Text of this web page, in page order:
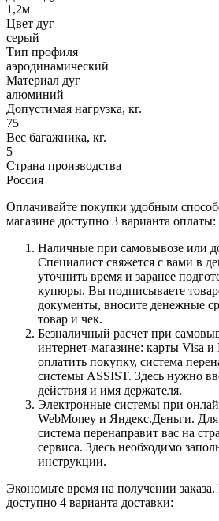
1,2м
Цвет дуг
серый
Тип профиля
аэродинамический
Материал дуг
алюминий
Допустимая нагрузка, кг.
75
Вес багажника, кг.
5
Страна производства
Россия
Оплачивайте покупки удобным
магазине доступно 3 варианта оплаты:
Наличные при самовывозе или
Специалист свяжется с вами в
уточнить время и заранее
купюры. Вы подписываете
документы, вносите денежные
товар и чек.
Безналичный расчет при
интернет-магазине: карты Visa
оплатить покупку, система
системы ASSIST. Здесь нужно
действия и имя держателя.
Электронные системы при
WebMoney и Яндекс.Деньги.
система перенаправит вас на
сервиса. Здесь необходимо
инструкции.
Экономьте время на получении
доступно 4 варианта доставки: